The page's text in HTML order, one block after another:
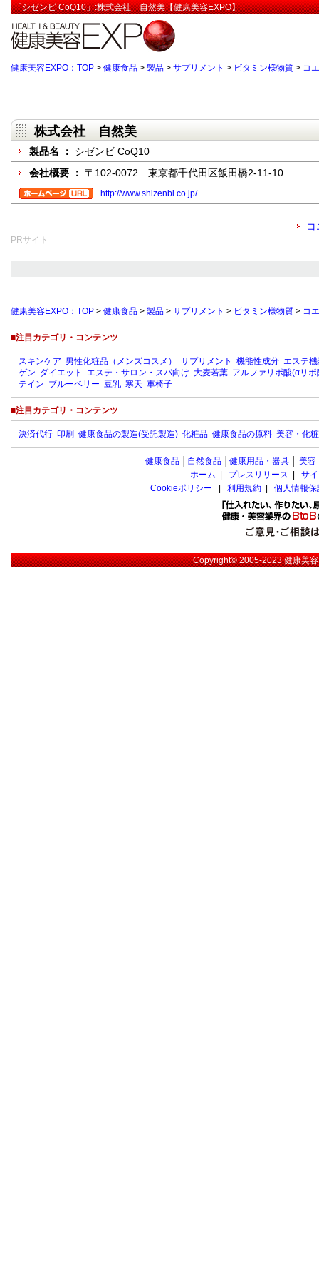
「シゼンビ CoQ10」:株式会社 自然美【健康美容EXPO】
健康美容EXPO：TOP > 健康食品 > 製品 > サプリメント > ビタミン様物質 > コ
株式会社 自然美
製品名 ： シゼンビ CoQ10
会社概要 ： 〒102-0072 東京都千代田区飯田橋2-11-10
http://www.shizenbi.co.jp/
PRサイト
健康美容EXPO：TOP > 健康食品 > 製品 > サプリメント > ビタミン様物質 > コ
■注目カテゴリ・コンテンツ
スキンケア 男性化粧品（メンズコスメ） サプリメント 機能性成分 エステ
ゲン ダイエット エステ・サロン・スパ向け 大麦若葉 アルファリポ酸(αリポ
テイン ブルーベリー 豆乳 寒天 車椅子
■注目カテゴリ・コンテンツ
決済代行 印刷 健康食品の製造(受託製造) 化粧品 健康食品の原料 美容・化
健康食品 自然食品 健康用品・器具 美容
ホーム
プレスリリース
サ
Cookieポリシー
利用規約 個人情報
Copyright© 2005-2023健康美